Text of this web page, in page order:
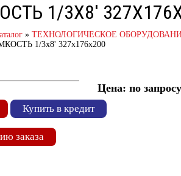
1/3Х8'
» ТЕХНОЛОГИЧЕСКОЕ ОБОРУДОВАНИЕ
1/3х8' 327х176х200
Цена: по запросу
Купить в кредит
заказа